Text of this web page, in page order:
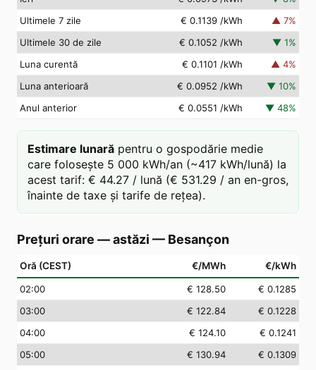
Ultimele 7 zile
€ 0.1139 /kWh ▲ 7%
Ultimele 30 de zile
€ 0.1052 /kWh ▼ 1%
Luna curentă
€ 0.1101 /kWh ▲ 4%
Luna anterioară
€ 0.0952 /kWh ▼ 10%
Anul anterior
€ 0.0551 /kWh ▼ 48%
Estimare lunară pentru o gospodărie medie
care folosește 5 000 kWh/an (~417 kWh/lună) la
acest tarif: € 44.27 / lună (€ 531.29 / an en-gros,
înainte de taxe și tarife de rețea).
Prețuri orare — astăzi — Besançon
Oră (CEST) €/MWh €/kWh
02:00 € 128.50
€ 0.1285
03:00 € 122.84
€ 0.1228
04:00 € 124.10
€ 0.1241
05:00 € 130.94
€ 0.1309